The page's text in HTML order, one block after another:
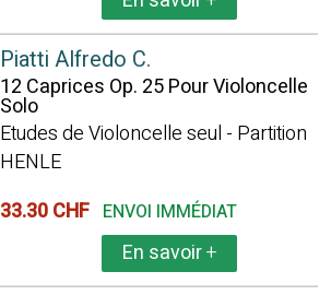
Piatti Alfredo C.
12 Caprices Op. 25 Pour Violoncelle
Solo
Etudes de Violoncelle seul - Partition
HENLE
33.30 CHF ENVOI IMMÉDIAT
En savoir+